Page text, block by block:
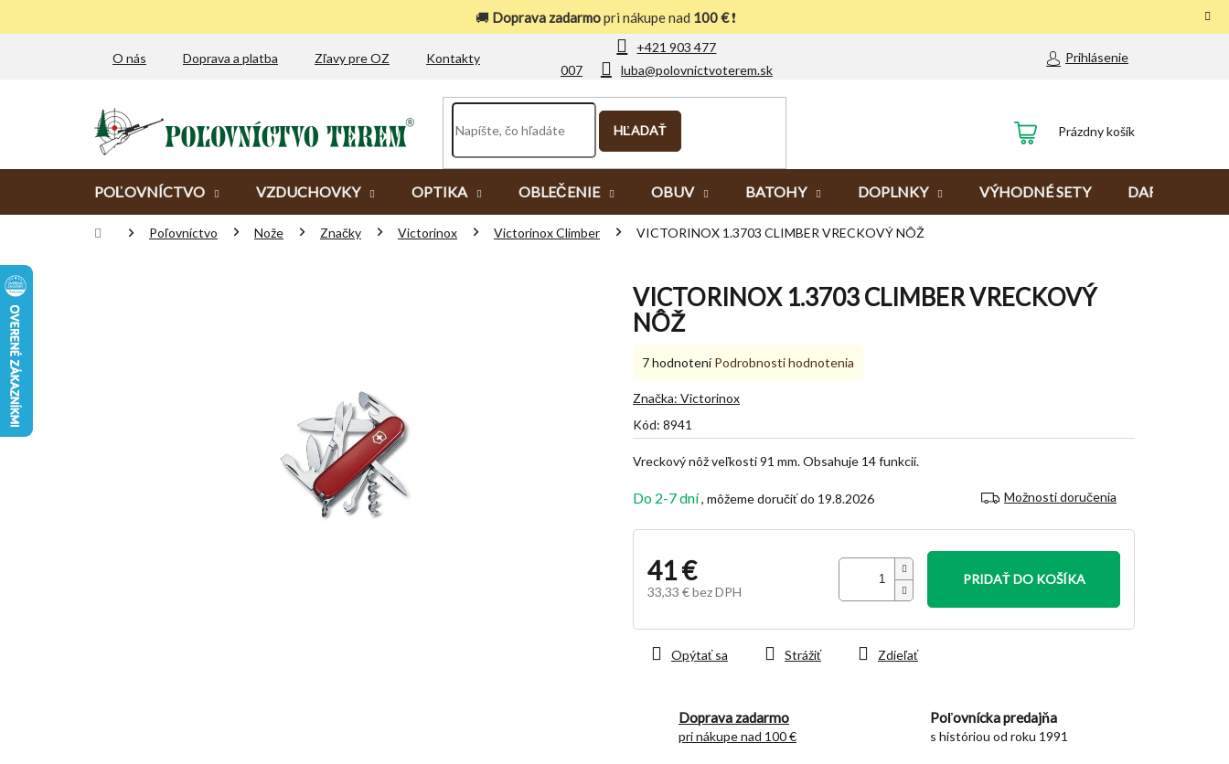
🚚 Doprava zadarmopri nákupe nad 100 €❗
+421 903 477
007
luba@polovnictvoterem.sk
O nás Doprava a platba Zľavy pre OZ Kontakty Prihlásenie
HĽADAŤ
NÁKUPNÝ
Prázdny košík
POĽOVNÍCTVO VZDUCHOVKY OPTIKA OBLEČENIE OBUV BATOHY DOPLNKY VÝHODNÉ SETY DARČEKY
DomovPoľovníctvo Nože Značky Victorinox Victorinox Climber VICTORINOX 1.3703 CLIMBER VRECKOVÝ NÔŽ
VICTORINOX 1.3703 CLIMBER VRECKOVÝ
NÔŽ
Kód: 8941
Do 2-7 dní 19.8.2026 Možnosti doručenia
41 €
33,33 € bez DPH
cena:
PRIDAŤ DO KOŠÍKA
Doprava zadarmo
pri nákupe nad 100 €
Poľovnícka predajňa
s históriou od roku 1991
Vreckový nôž veľkosti 91 mm. Obsahuje 14 funkcií.
Opýtať sa Strážiť Zdieľať
Priemerné
produktu
5,0
5
7 hodnotení Podrobnosti hodnotenia
Značka: Victorinox